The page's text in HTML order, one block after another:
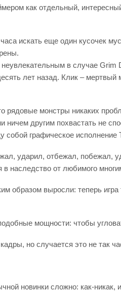
как отдельный,
искать еще один кусочек
в случае Grim
лет назад. Клик –
рядовые монстры никаких
ничем другим похвастать не
собой графическое
ударил, отбежал, побежал,
наследство от любимого
образом выросли: теперь
мощности: чтобы
но случается это не так
новинки сложно: как-